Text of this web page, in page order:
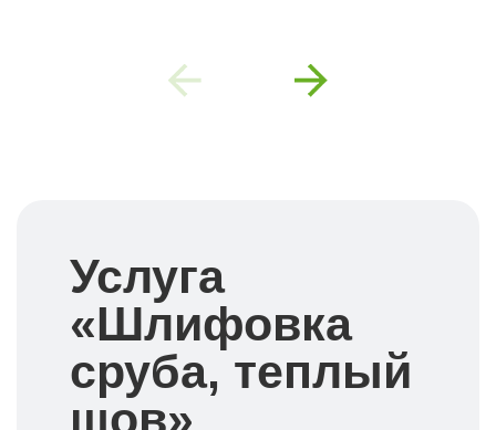
Услуга
«Шлифовка
сруба, теплый
шов»